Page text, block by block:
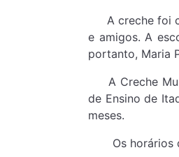
A creche foi
e amigos. A
portanto, Maria
A Creche
de Ensino de
meses.
Os horários